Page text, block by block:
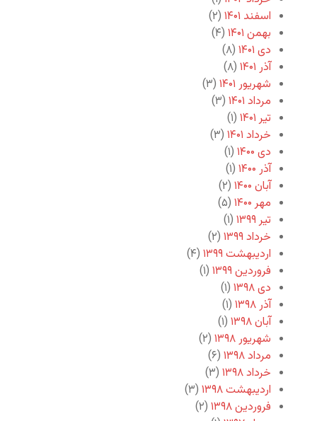
اسفند ۱۴۰۱
(۲)
بهمن ۱۴۰۱
(۴)
دی ۱۴۰۱
(۸)
آذر ۱۴۰۱
(۸)
شهریور ۱۴۰۱
(۳)
مرداد ۱۴۰۱
(۳)
تیر ۱۴۰۱
(۱)
خرداد ۱۴۰۱
(۳)
دی ۱۴۰۰
(۱)
آذر ۱۴۰۰
(۱)
آبان ۱۴۰۰
(۲)
مهر ۱۴۰۰
(۵)
تیر ۱۳۹۹
(۱)
خرداد ۱۳۹۹
(۲)
اردیبهشت ۱۳۹۹
(۴)
فروردین ۱۳۹۹
(۱)
دی ۱۳۹۸
(۱)
آذر ۱۳۹۸
(۱)
آبان ۱۳۹۸
(۱)
شهریور ۱۳۹۸
(۲)
مرداد ۱۳۹۸
(۶)
خرداد ۱۳۹۸
(۳)
اردیبهشت ۱۳۹۸
(۳)
فروردین ۱۳۹۸
(۲)